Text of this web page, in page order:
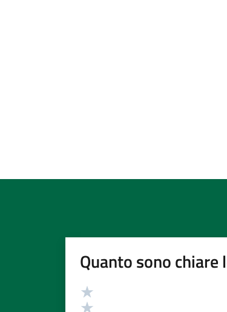
Quanto sono
Valutazione